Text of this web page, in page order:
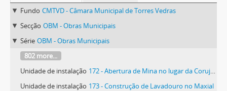
Fundo CMTVD - Câmara Municipal de Torres Vedras
Secção OBM - Obras Municipais
Série OBM - Obras Municipais
802 more...
Unidade de instalação 172 - Abertura de Mina no lugar da Corujeira, na freguesia de São Domingos de Carmões
Unidade de instalação 173 - Construção de Lavadouro no Maxial